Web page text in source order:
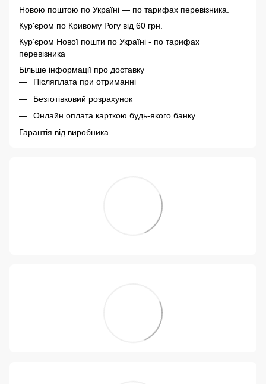
Новою поштою по Україні — по тарифах перевізника.
Кур'єром по Кривому Рогу від 60 грн.
Курʼєром Нової пошти по Україні - по тарифах
перевізника
Більше інформації про доставку
Післяплата при отриманні
Безготівковий розрахунок
Онлайн оплата карткою будь-якого банку
Гарантія від виробника